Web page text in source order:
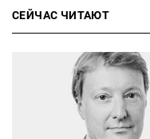
СЕЙЧАС ЧИТАЮТ